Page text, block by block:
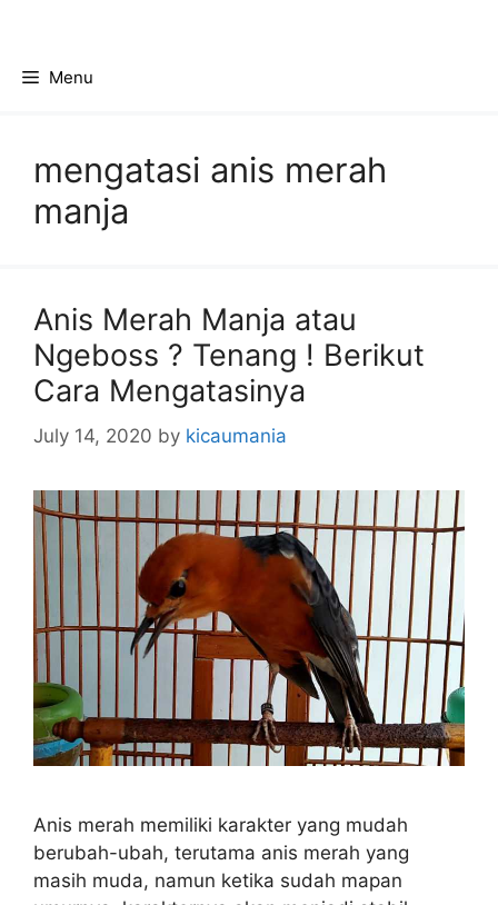
contentMenu
mengatasi anis merah
manja
Anis Merah Manja atau
Ngeboss ? Tenang ! Berikut
Cara Mengatasinya
July 14, 2020 by kicaumania
Anis merah memiliki karakter yang mudah
berubah-ubah, terutama anis merah yang
masih muda, namun ketika sudah mapan